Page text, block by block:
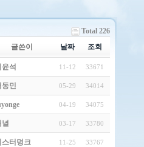
Total 226
글쓴이 날짜 조회
윤석 11-12 33671
동민 05-29 34014
04-19 34075
03-17 33780
스터덩크 11-25 33767